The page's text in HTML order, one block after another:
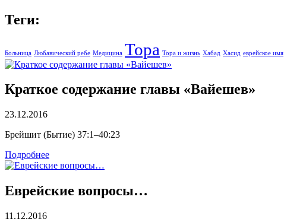
Теги:
Больница Любавический ребе Медицина Тора Тора и жизнь Хабад Хасид еврейское имя
Краткое содержание главы «Вайешев»
23.12.2016
Брейшит (Бытие) 37:1–40:23
Подробнее
Еврейские вопросы…
11.12.2016